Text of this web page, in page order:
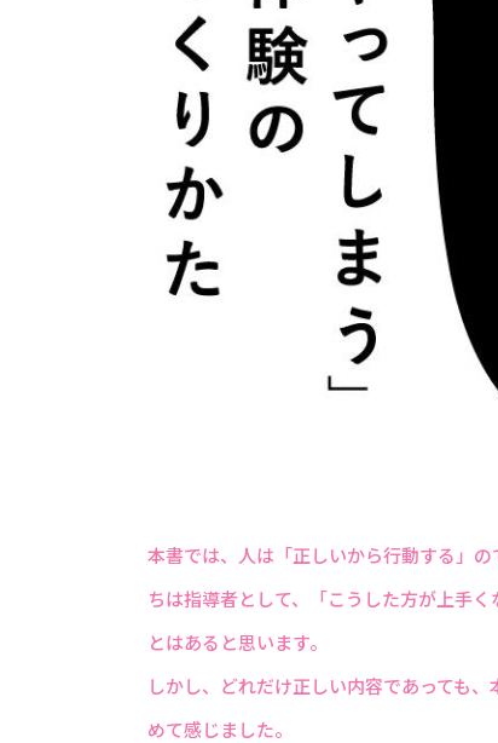
本書では、人は「正しいから行動する」
ちは指導者として、「こうした方が上手
とはあると思います。
しかし、どれだけ正しい内容であっても
めて感じました。